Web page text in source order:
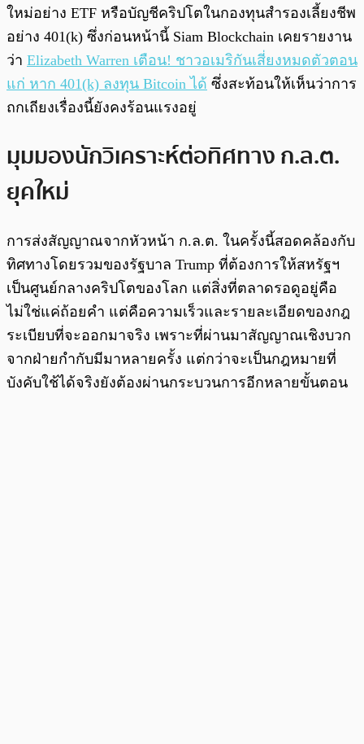
ใหม่อย่าง ETF หรือบัญชีคริปโตในกองทุนสำรองเลี้ยงชีพ
อย่าง 401(k) ซึ่งก่อนหน้านี้ Siam Blockchain เคยรายงาน
ว่า Elizabeth Warren เตือน! ชาวอเมริกันเสี่ยงหมดตัวตอน
แก่ หาก 401(k) ลงทุน Bitcoin ได้ ซึ่งสะท้อนให้เห็นว่าการ
ถกเถียงเรื่องนี้ยังคงร้อนแรงอยู่
มุมมองนักวิเคราะห์ต่อทิศทาง ก.ล.ต.
ยุคใหม่
การส่งสัญญาณจากหัวหน้า ก.ล.ต. ในครั้งนี้สอดคล้องกับ
ทิศทางโดยรวมของรัฐบาล Trump ที่ต้องการให้สหรัฐฯ
เป็นศูนย์กลางคริปโตของโลก แต่สิ่งที่ตลาดรอดูอยู่คือ
ไม่ใช่แค่ถ้อยคำ แต่คือความเร็วและรายละเอียดของกฎ
ระเบียบที่จะออกมาจริง เพราะที่ผ่านมาสัญญาณเชิงบวก
จากฝ่ายกำกับมีมาหลายครั้ง แต่กว่าจะเป็นกฎหมายที่
บังคับใช้ได้จริงยังต้องผ่านกระบวนการอีกหลายขั้นตอน